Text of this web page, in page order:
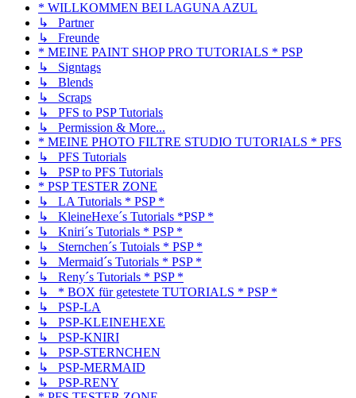
* WILLKOMMEN BEI LAGUNA AZUL
↳ Partner
↳ Freunde
* MEINE PAINT SHOP PRO TUTORIALS * PSP
↳ Signtags
↳ Blends
↳ Scraps
↳ PFS to PSP Tutorials
↳ Permission & More...
* MEINE PHOTO FILTRE STUDIO TUTORIALS * PFS
↳ PFS Tutorials
↳ PSP to PFS Tutorials
* PSP TESTER ZONE
↳ LA Tutorials * PSP *
↳ KleineHexe´s Tutorials *PSP *
↳ Kniri´s Tutorials * PSP *
↳ Sternchen´s Tutoials * PSP *
↳ Mermaid´s Tutorials * PSP *
↳ Reny´s Tutorials * PSP *
↳ * BOX für getestete TUTORIALS * PSP *
↳ PSP-LA
↳ PSP-KLEINEHEXE
↳ PSP-KNIRI
↳ PSP-STERNCHEN
↳ PSP-MERMAID
↳ PSP-RENY